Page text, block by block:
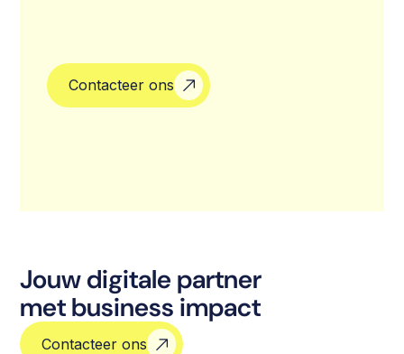
Contacteer ons
Jouw digitale partner
met business impact
Contacteer ons